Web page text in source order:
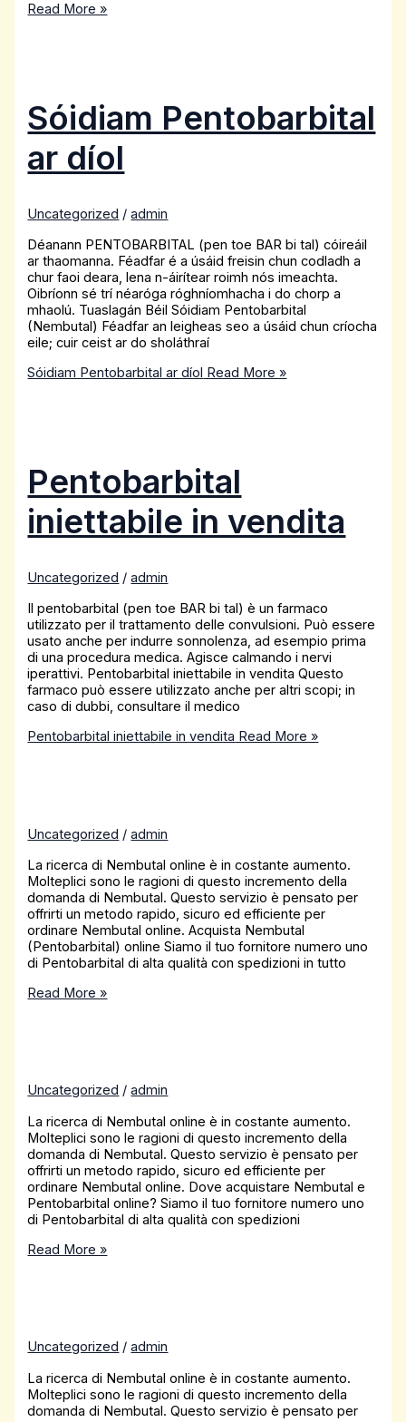
Read More »
Sóidiam Pentobarbital
ar díol
Uncategorized /admin
Déanann PENTOBARBITAL (pen toe BAR bi tal) cóireáil
ar thaomanna. Féadfar é a úsáid freisin chun codladh a
chur faoi deara, lena n-áirítear roimh nós imeachta.
Oibríonn sé trí néaróga róghníomhacha i do chorp a
mhaolú. Tuaslagán Béil Sóidiam Pentobarbital
(Nembutal) Féadfar an leigheas seo a úsáid chun críocha
eile; cuir ceist ar do sholáthraí
Sóidiam Pentobarbital ar díol Read More »
Pentobarbital
iniettabile in vendita
Uncategorized /admin
Il pentobarbital (pen toe BAR bi tal) è un farmaco
utilizzato per il trattamento delle convulsioni. Può essere
usato anche per indurre sonnolenza, ad esempio prima
di una procedura medica. Agisce calmando i nervi
iperattivi. Pentobarbital iniettabile in vendita Questo
farmaco può essere utilizzato anche per altri scopi; in
caso di dubbi, consultare il medico
Pentobarbital iniettabile in vendita Read More »
Uncategorized /admin
La ricerca di Nembutal online è in costante aumento.
Molteplici sono le ragioni di questo incremento della
domanda di Nembutal. Questo servizio è pensato per
offrirti un metodo rapido, sicuro ed efficiente per
ordinare Nembutal online. Acquista Nembutal
(Pentobarbital) online Siamo il tuo fornitore numero uno
di Pentobarbital di alta qualità con spedizioni in tutto
Read More »
Uncategorized /admin
La ricerca di Nembutal online è in costante aumento.
Molteplici sono le ragioni di questo incremento della
domanda di Nembutal. Questo servizio è pensato per
offrirti un metodo rapido, sicuro ed efficiente per
ordinare Nembutal online. Dove acquistare Nembutal e
Pentobarbital online? Siamo il tuo fornitore numero uno
di Pentobarbital di alta qualità con spedizioni
Read More »
Uncategorized /admin
La ricerca di Nembutal online è in costante aumento.
Molteplici sono le ragioni di questo incremento della
domanda di Nembutal. Questo servizio è pensato per